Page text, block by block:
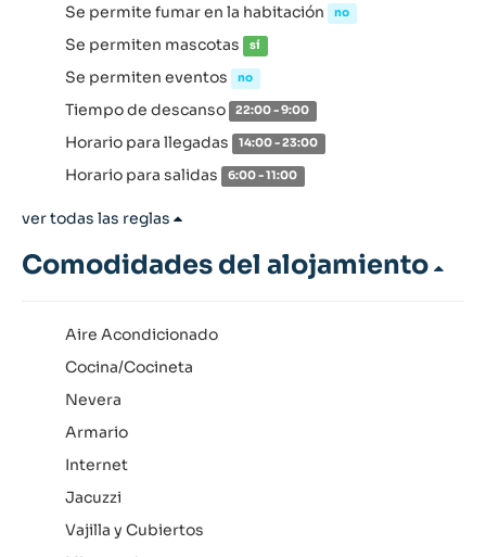
Se permite fumar en la habitación no
Se permiten mascotas sí
Se permiten eventos no
Tiempo de descanso 22:00 - 9:00
Horario para llegadas 14:00 - 23:00
Horario para salidas 6:00 - 11:00
ver todas las reglas
Comodidades del alojamiento
Aire Acondicionado
Cocina/Cocineta
Nevera
Armario
Internet
Jacuzzi
Vajilla y Cubiertos